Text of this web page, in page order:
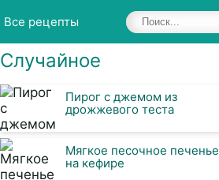
Все рецепты
Случайное
Пирог с джемом из
дрожжевого теста
Мягкое песочное печенье
на кефире